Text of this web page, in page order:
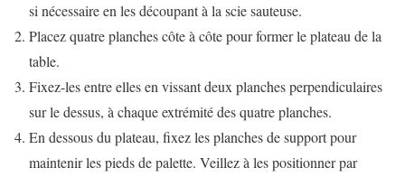
si nécessaire en les découpant à la scie sauteuse.
Placez quatre planches côte à côte pour former le plateau de la
table.
Fixez-les entre elles en vissant deux planches perpendiculaires
sur le dessus, à chaque extrémité des quatre planches.
En dessous du plateau, fixez les planches de support pour
maintenir les pieds de palette. Veillez à les positionner par